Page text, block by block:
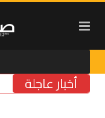
أخبار عاجلة